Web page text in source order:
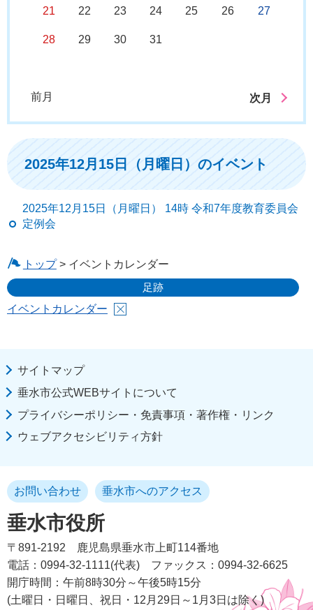
21 22 23 24 25 26 27
28 29 30 31
前月 次月
2025年12月15日（月曜日）のイベント
2025年12月15日（月曜日） 14時 令和7年度教育委員会
定例会
トップ> イベントカレンダー
足跡
イベントカレンダー
サイトマップ
垂水市公式WEBサイトについて
プライバシーポリシー・免責事項・著作権・リンク
ウェブアクセシビリティ方針
垂水市役所
お問い合わせ 垂水市へのアクセス
〒891-2192
鹿児島県垂水市上町114番地
電話：0994-32-1111(代表)
ファックス：0994-32-6625
開庁時間：午前8時30分～午後5時15分
(土曜日・日曜日、祝日・12月29日～1月3日は除く)